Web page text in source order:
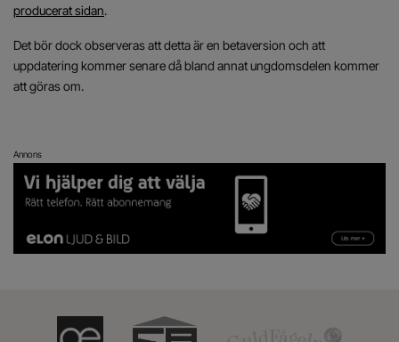
producerat sidan.
Det bör dock observeras att detta är en betaversion och att
uppdatering kommer senare då bland annat ungdomsdelen kommer
att göras om.
Annons